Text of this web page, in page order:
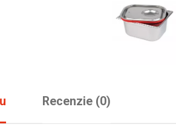
Recenzie (0)